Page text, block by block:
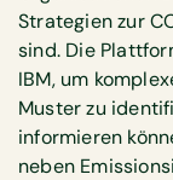
Strategien zur
sind. Die
IBM, um
Muster zu
informieren
neben